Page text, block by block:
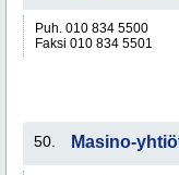
Puh. 010 834 5500
Faksi 010 834 5501
50. Masino-